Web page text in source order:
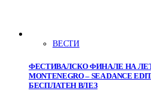
ВЕСТИ
ФЕСТИВАЛСКО ФИНАЛЕ НА
MONTENEGRO – SEA DANCE
БЕСПЛАТЕН ВЛЕЗ